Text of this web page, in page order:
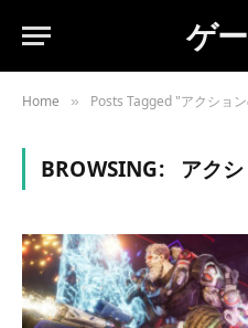
ゲ
Home » Posts Tagged "アクショ
BROWSING: アク